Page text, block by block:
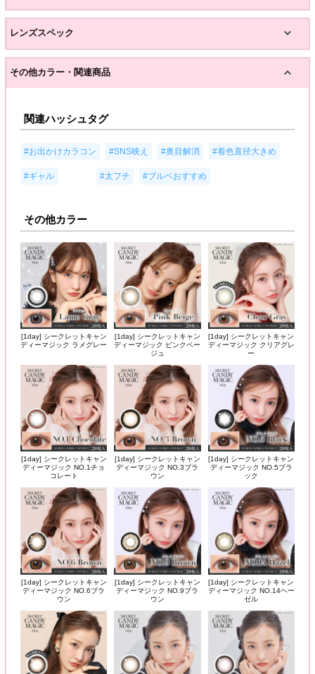
レンズスペック
その他カラー・関連商品
関連ハッシュタグ
#お出かけカラコン #SNS映え #奥目解消 #着色直径大きめ
#ギャル #太フチ #ブルベおすすめ
その他カラー
[1day] シークレットキャン
ディーマジック ラメグレー
[1day] シークレットキャン
ディーマジック ピンクベー
ジュ
[1day] シークレットキャン
ディーマジック クリアグレ
ー
[1day] シークレットキャン
ディーマジック NO.1チョ
コレート
[1day] シークレットキャン
ディーマジック NO.3ブラ
ウン
[1day] シークレットキャン
ディーマジック NO.5ブラ
ック
[1day] シークレットキャン
ディーマジック NO.6ブラ
ウン
[1day] シークレットキャン
ディーマジック NO.9ブラ
ウン
[1day] シークレットキャン
ディーマジック NO.14ヘー
ゼル